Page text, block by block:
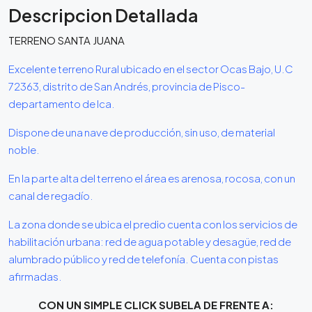
Descripcion Detallada
TERRENO SANTA JUANA
Excelente terreno Rural ubicado en el sector Ocas Bajo, U.C
72363, distrito de San Andrés, provincia de Pisco-
departamento de Ica.
Dispone de una nave de producción, sin uso, de material
noble.
En la parte alta del terreno el área es arenosa, rocosa, con un
canal de regadío.
La zona donde se ubica el predio cuenta con los servicios de
habilitación urbana: red de agua potable y desagüe, red de
alumbrado público y red de telefonía. Cuenta con pistas
afirmadas.
CON UN SIMPLE CLICK SUBELA DE FRENTE A: